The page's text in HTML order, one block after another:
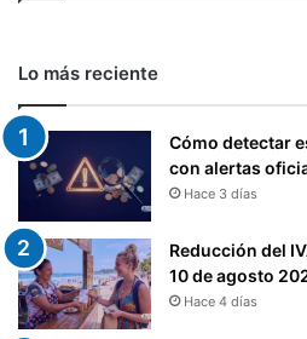
Lo más reciente
Cómo detectar
con alertas
Hace 3 días
Reducción del
10 de agosto
Hace 4 días